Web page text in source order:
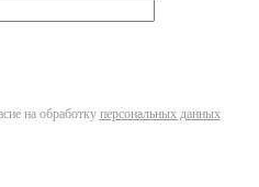
на обработку персональных данных